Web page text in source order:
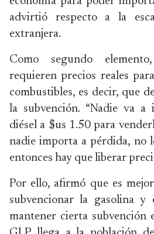
advirtió respecto a la
extranjera.
Como segundo
requieren precios reales
combustibles, es decir, que
la subvención. “Nadie va
diésel a $us 1.50 para
nadie importa a pérdida, no
entonces hay que liberar
Por ello, afirmó que es
subvencionar la gasolina
mantener cierta subvención